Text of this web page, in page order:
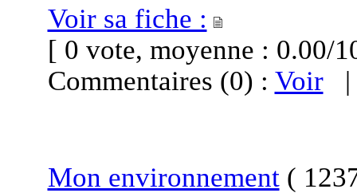
Voir sa fiche :
[ 0 vote, moyenne :
Commentaires (0) : Voir
Mon environnement(